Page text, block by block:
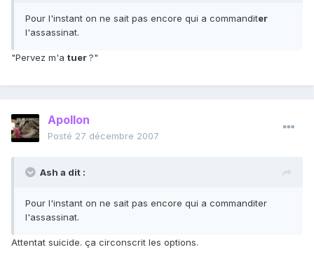
Pour l'instant on ne sait pas encore qui a commanditer
l'assassinat.
"Pervez m'a tuer?"
Apollon
Posté 27 décembre 2007
Ash a dit :
Pour l'instant on ne sait pas encore qui a commanditer
l'assassinat.
Attentat suicide. ça circonscrit les options.